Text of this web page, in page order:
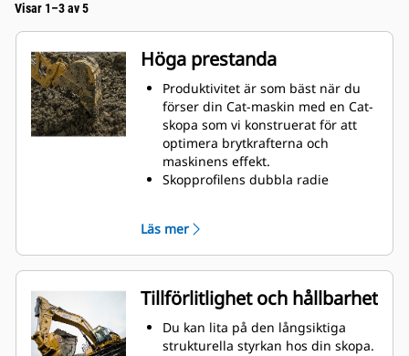
Visar 1–3 av 5
Höga prestanda
Produktivitet är som bäst när du
förser din Cat-maskin med en Cat-
skopa som vi konstruerat för att
optimera brytkrafterna och
maskinens effekt.
Skopprofilens dubbla radie
frigång säkerställer att skopbotten
inte släpar, vilket minskar
underhållskostnaderna.
Bränsleförbrukningstoppar under
grävning. Cat-skoporna är
utformade för att skära genom
material snabbt för att förbättra
Läs mer
Tillförlitlighet och hållbarhet
Du kan lita på den långsiktiga
strukturella styrkan hos din skopa.